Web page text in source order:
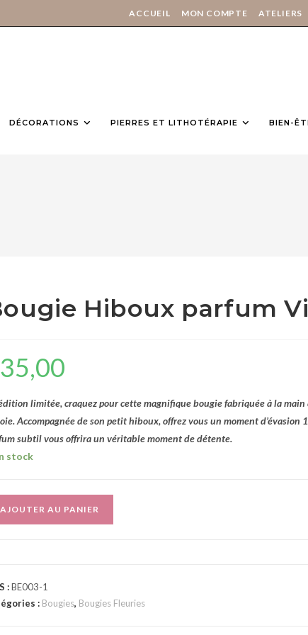
ACCUEIL MON COMPTE ATELIERS
DÉCORATIONS PIERRES ET LITHOTÉRAPIE BIEN-
Hiboux parfum
35,00
limitée, craquez pour cette magnifique bougie fabriquée à la
Accompagnée de son petit hiboux, offrez vous un moment d’évasion
subtil vous offrira un véritable moment de détente.
stock
AJOUTER AU PANIER
a
:BE003-1
: Bougies, Bougies Fleuries